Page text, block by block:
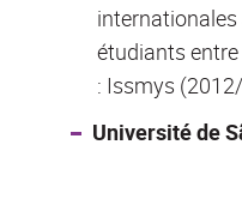
étudiants entre
: Issmys
Université de